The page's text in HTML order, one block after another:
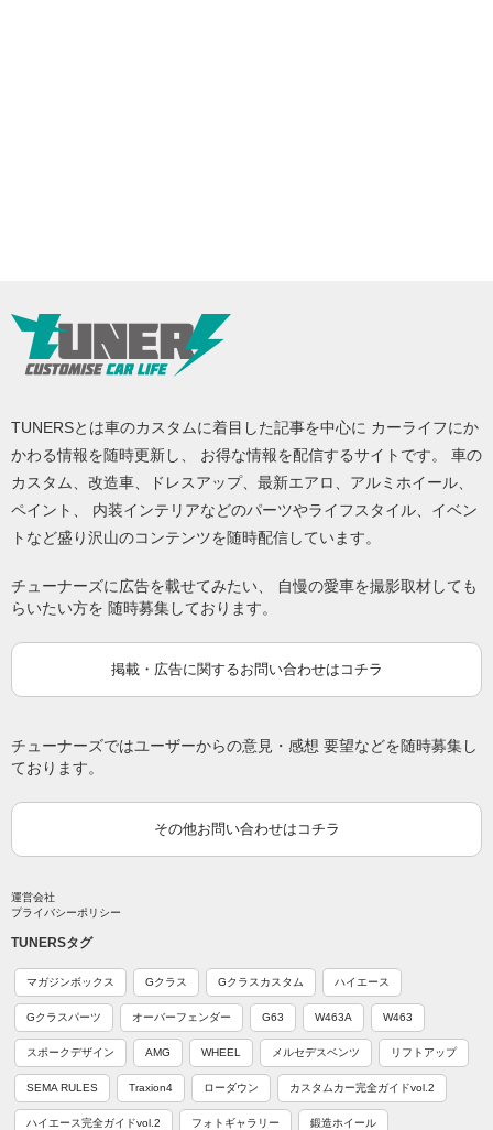
TUNERSとは車のカスタムに着目した記事を中心に カーライフにか
かわる情報を随時更新し、 お得な情報を配信するサイトです。 車の
カスタム、改造車、ドレスアップ、最新エアロ、アルミホイール、
ペイント、 内装インテリアなどのパーツやライフスタイル、イベン
トなど盛り沢山のコンテンツを随時配信しています。
チューナーズに広告を載せてみたい、 自慢の愛車を撮影取材しても
らいたい方を 随時募集しております。
掲載・広告に関するお問い合わせはコチラ
チューナーズではユーザーからの意見・感想 要望などを随時募集し
ております。
その他お問い合わせはコチラ
運営会社
プライバシーポリシー
TUNERSタグ
マガジンボックス Gクラス Gクラスカスタム ハイエース
Gクラスパーツ オーバーフェンダー G63 W463A W463
スポークデザイン AMG WHEEL メルセデスベンツ リフトアップ
SEMA RULES Traxion4 ローダウン カスタムカー完全ガイドvol.2
ハイエース完全ガイドvol.2 フォトギャラリー 鍛造ホイール